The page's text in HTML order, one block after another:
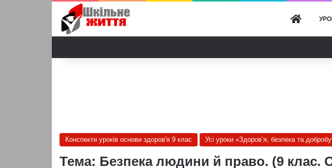
ГОЛОВНА
Конспекти уроків основи здоров'я 9 клас Усі уроки «Здоров’я, безпека та
Тема: Безпека людини й право. (9 клас.